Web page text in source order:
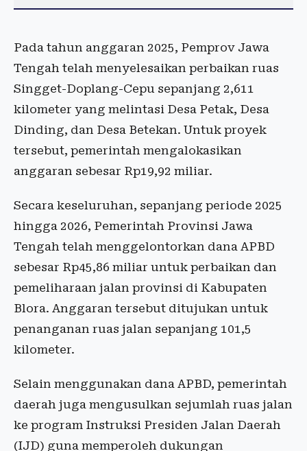
Pada tahun anggaran 2025, Pemprov Jawa
Tengah telah menyelesaikan perbaikan ruas
Singget-Doplang-Cepu sepanjang 2,611
kilometer yang melintasi Desa Petak, Desa
Dinding, dan Desa Betekan. Untuk proyek
tersebut, pemerintah mengalokasikan
anggaran sebesar Rp19,92 miliar.
Secara keseluruhan, sepanjang periode 2025
hingga 2026, Pemerintah Provinsi Jawa
Tengah telah menggelontorkan dana APBD
sebesar Rp45,86 miliar untuk perbaikan dan
pemeliharaan jalan provinsi di Kabupaten
Blora. Anggaran tersebut ditujukan untuk
penanganan ruas jalan sepanjang 101,5
kilometer.
Selain menggunakan dana APBD, pemerintah
daerah juga mengusulkan sejumlah ruas jalan
ke program Instruksi Presiden Jalan Daerah
(IJD) guna memperoleh dukungan